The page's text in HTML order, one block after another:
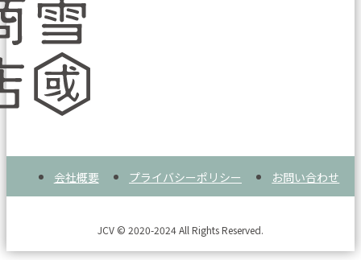
会社概要 プライバシーポリシー お問い合わせ
JCV © 2020-2024 All Rights Reserved.